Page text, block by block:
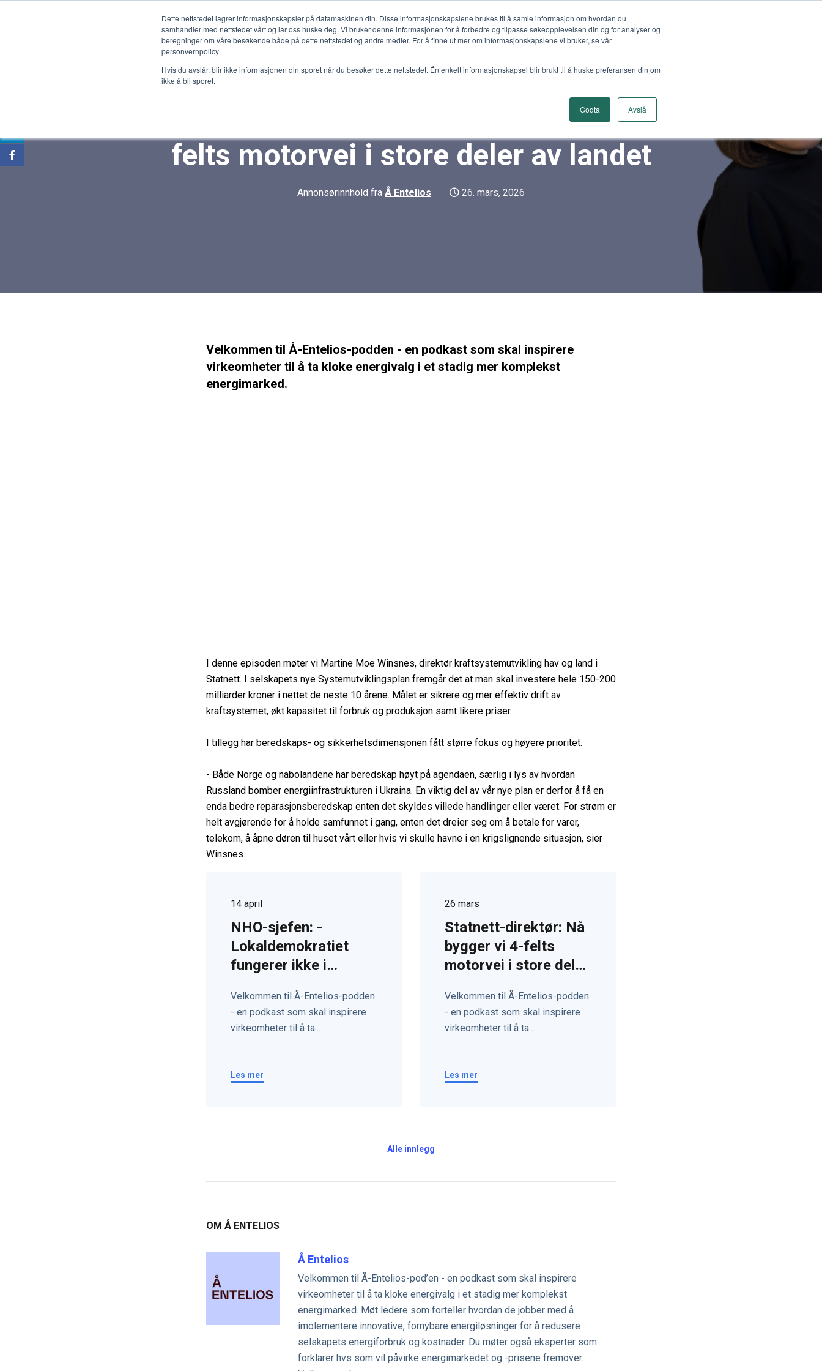
Dette nettstedet lagrer informasjonskapsler på datamaskinen din. Disse informasjonskapslene brukes til å samle informasjon om hvordan du
samhandler med nettstedet vårt og lar oss huske deg. Vi bruker denne informasjonen for å forbedre og tilpasse søkeopplevelsen din og for analyser og
beregninger om våre besøkende både på dette nettstedet og andre medier. For å finne ut mer om informasjonskapslene vi bruker, se vår
personvernpolicy
Hvis du avslår, blir ikke informasjonen din sporet når du besøker dette nettstedet. Én enkelt informasjonskapsel blir brukt til å huske preferansen din om
ikke å bli sporet.
Godta Avslå
Statnett-direktør: Nå bygger vi 4-
felts motorvei i store deler av landet
Annonsørinnhold fra Å Entelios 26. mars, 2026
Velkommen til Å-Entelios-podden - en podkast som skal inspirere
virkeomheter til å ta kloke energivalg i et stadig mer komplekst
energimarked.
I denne episoden møter vi Martine Moe Winsnes, direktør kraftsystemutvikling hav og land i
Statnett. I selskapets nye Systemutviklingsplan fremgår det at man skal investere hele 150-200
milliarder kroner i nettet de neste 10 årene. Målet er sikrere og mer effektiv drift av
kraftsystemet, økt kapasitet til forbruk og produksjon samt likere priser.
I tillegg har beredskaps- og sikkerhetsdimensjonen fått større fokus og høyere prioritet.
- Både Norge og nabolandene har beredskap høyt på agendaen, særlig i lys av hvordan
Russland bomber energiinfrastrukturen i Ukraina. En viktig del av vår nye plan er derfor å få en
enda bedre reparasjonsberedskap enten det skyldes villede handlinger eller været. For strøm er
helt avgjørende for å holde samfunnet i gang, enten det dreier seg om å betale for varer,
telekom, å åpne døren til huset vårt eller hvis vi skulle havne i en krigslignende situasjon, sier
Winsnes.
14 april
NHO-sjefen: -
Lokaldemokratiet
fungerer ikke i
Velkommen til Å-Entelios-podden
- en podkast som skal inspirere
virkeomheter til å ta...
Les mer
26 mars
Statnett-direktør: Nå
bygger vi 4-felts
motorvei i store deler
Velkommen til Å-Entelios-podden
- en podkast som skal inspirere
virkeomheter til å ta...
Les mer
Alle innlegg
OM Å ENTELIOS
Å Entelios
Velkommen til Å-Entelios-pod’en - en podkast som skal inspirere
virkeomheter til å ta kloke energivalg i et stadig mer komplekst
energimarked. Møt ledere som forteller hvordan de jobber med å
imolementere innovative, fornybare energiløsninger for å redusere
selskapets energiforbruk og kostnader. Du møter også eksperter som
forklarer hvs som vil påvirke energimarkedet og -prisene fremover.